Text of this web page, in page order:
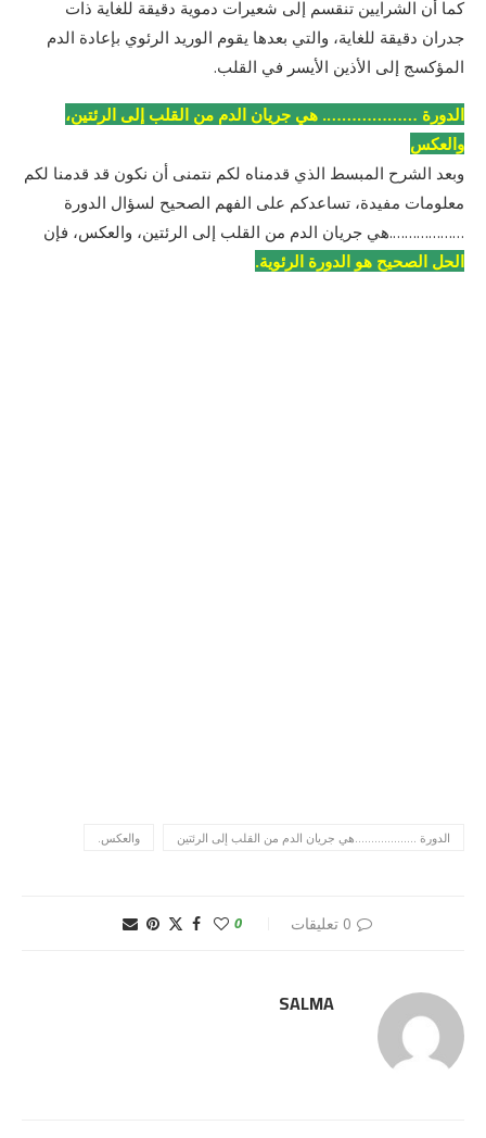
كما أن الشرايين تنقسم إلى شعيرات دموية دقيقة للغاية ذات
جدران دقيقة للغاية، والتي بعدها يقوم الوريد الرئوي بإعادة الدم
المؤكسج إلى الأذين الأيسر في القلب.
الدورة ………………. هي جريان الدم من القلب إلى الرئتين،
والعكس
وبعد الشرح المبسط الذي قدمناه لكم نتمنى أن نكون قد قدمنا لكم
معلومات مفيدة، تساعدكم على الفهم الصحيح لسؤال الدورة
……………….هي جريان الدم من القلب إلى الرئتين، والعكس، فإن
الحل الصحيح هو الدورة الرئوية.
الدورة ...................هي جريان الدم من القلب إلى الرئتين والعكس.
0 تعليقات 0
SALMA